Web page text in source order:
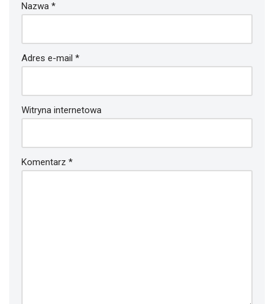
Nazwa *
Adres e-mail *
Witryna internetowa
Komentarz *